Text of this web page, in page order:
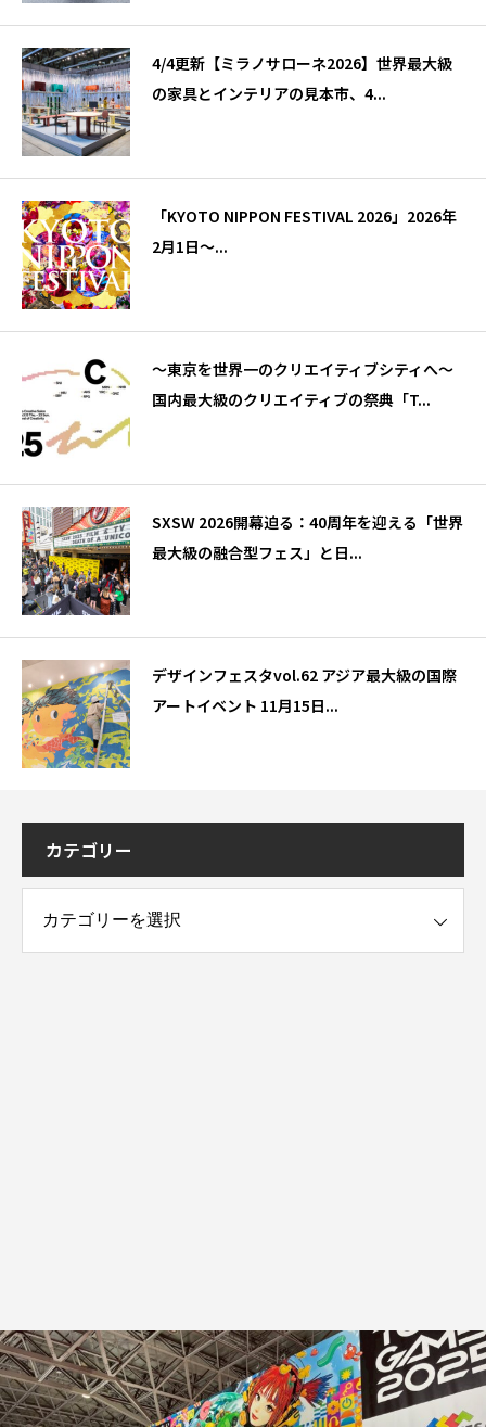
4/4更新【ミラノサローネ2026】世界最大級
の家具とインテリアの見本市、4...
「KYOTO NIPPON FESTIVAL 2026」2026年
2月1日～...
～東京を世界一のクリエイティブシティへ～
国内最大級のクリエイティブの祭典「T...
SXSW 2026開幕迫る：40周年を迎える「世界
最大級の融合型フェス」と日...
デザインフェスタvol.62 アジア最大級の国際
アートイベント 11月15日...
カテゴリー